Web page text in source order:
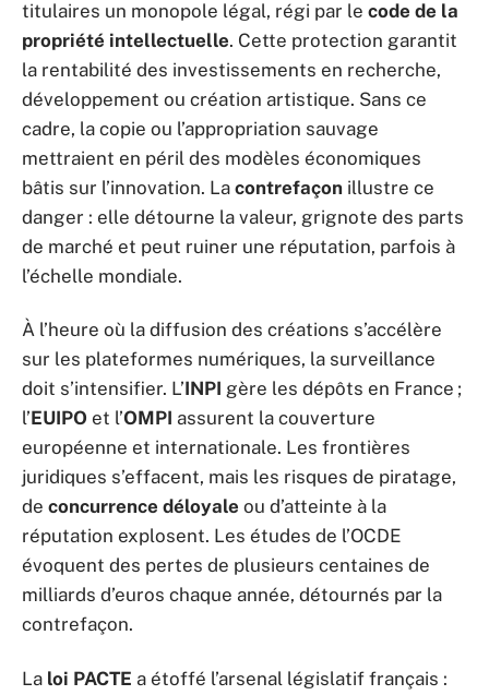
titulaires un monopole légal, régi par le code de la
propriété intellectuelle. Cette protection garantit
la rentabilité des investissements en recherche,
développement ou création artistique. Sans ce
cadre, la copie ou l’appropriation sauvage
mettraient en péril des modèles économiques
bâtis sur l’innovation. La contrefaçon illustre ce
danger : elle détourne la valeur, grignote des parts
de marché et peut ruiner une réputation, parfois à
l’échelle mondiale.
À l’heure où la diffusion des créations s’accélère
sur les plateformes numériques, la surveillance
doit s’intensifier. L’INPI gère les dépôts en France ;
l’EUIPO et l’OMPI assurent la couverture
européenne et internationale. Les frontières
juridiques s’effacent, mais les risques de piratage,
de concurrence déloyale ou d’atteinte à la
réputation explosent. Les études de l’OCDE
évoquent des pertes de plusieurs centaines de
milliards d’euros chaque année, détournés par la
contrefaçon.
La loi PACTE a étoffé l’arsenal législatif français :